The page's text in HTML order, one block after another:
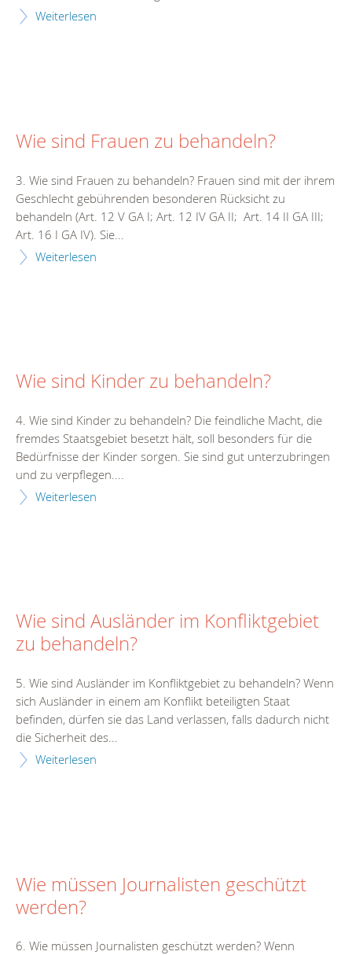
Weiterlesen
Wie sind Frauen zu behandeln?
3. Wie sind Frauen zu behandeln? Frauen sind mit der ihrem
Geschlecht gebührenden besonderen Rücksicht zu
behandeln (Art. 12 V GA I; Art. 12 IV GA II; Art. 14 II GA III;
Art. 16 I GA IV). Sie...
Weiterlesen
Wie sind Kinder zu behandeln?
4. Wie sind Kinder zu behandeln? Die feindliche Macht, die
fremdes Staatsgebiet besetzt hält, soll besonders für die
Bedürfnisse der Kinder sorgen. Sie sind gut unterzubringen
und zu verpflegen....
Weiterlesen
Wie sind Ausländer im Konfliktgebiet
zu behandeln?
5. Wie sind Ausländer im Konfliktgebiet zu behandeln? Wenn
sich Ausländer in einem am Konflikt beteiligten Staat
befinden, dürfen sie das Land verlassen, falls dadurch nicht
die Sicherheit des...
Weiterlesen
Wie müssen Journalisten geschützt
werden?
6. Wie müssen Journalisten geschützt werden? Wenn